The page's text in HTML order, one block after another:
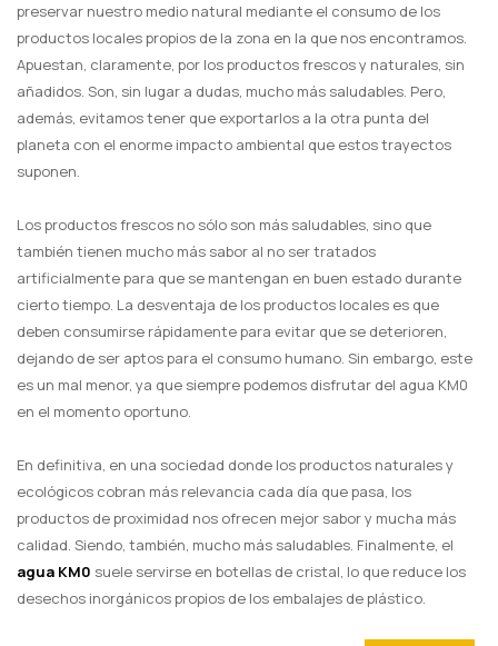
preservar nuestro medio natural mediante el consumo de los
productos locales propios de la zona en la que nos encontramos.
Apuestan, claramente, por los productos frescos y naturales, sin
añadidos. Son, sin lugar a dudas, mucho más saludables. Pero,
además, evitamos tener que exportarlos a la otra punta del
planeta con el enorme impacto ambiental que estos trayectos
suponen.
Los productos frescos no sólo son más saludables, sino que
también tienen mucho más sabor al no ser tratados
artificialmente para que se mantengan en buen estado durante
cierto tiempo. La desventaja de los productos locales es que
deben consumirse rápidamente para evitar que se deterioren,
dejando de ser aptos para el consumo humano. Sin embargo, este
es un mal menor, ya que siempre podemos disfrutar del agua KM0
en el momento oportuno.
En definitiva, en una sociedad donde los productos naturales y
ecológicos cobran más relevancia cada día que pasa, los
productos de proximidad nos ofrecen mejor sabor y mucha más
calidad. Siendo, también, mucho más saludables. Finalmente, el
agua KM0 suele servirse en botellas de cristal, lo que reduce los
desechos inorgánicos propios de los embalajes de plástico.